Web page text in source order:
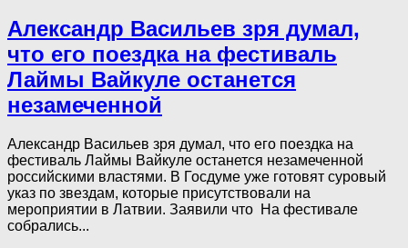
Александр Васильев зря думал,
что его поездка на фестиваль
Лаймы Вайкуле останется
незамеченной
Александр Васильев зря думал, что его поездка на
фестиваль Лаймы Вайкуле останется незамеченной
российскими властями. В Госдуме уже готовят суровый
указ по звездам, которые присутствовали на
мероприятии в Латвии. Заявили что На фестивале
собрались...